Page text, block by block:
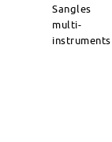
Sangles
multi-
instruments